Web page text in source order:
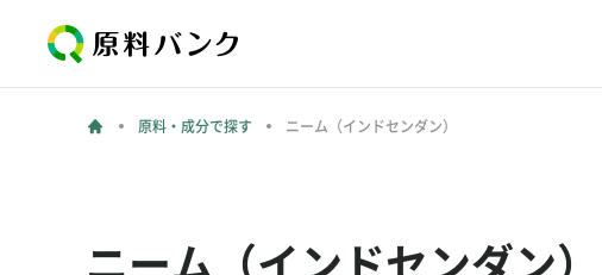
原料・成分で探す ニーム（インドセンダン）
ニーム（インドセンダン）